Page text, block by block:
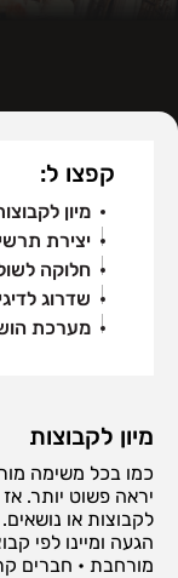
קפצו ל:
מיון
יצירת
חלוקה
שדרוג
מערכת
מיון לקבוצות
כמו בכל משימה
יראה פשוט יותר.
לקבוצות או
הגעה ומיינו לפי
מורחבת • חברים